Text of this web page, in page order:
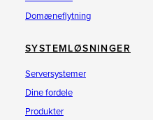
Domæneflytning
SYSTEMLØSNINGER
Serversystemer
Dine fordele
Produkter